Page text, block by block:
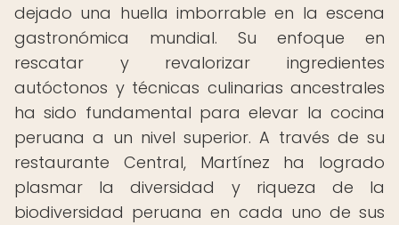
dejado una huella imborrable en la escena
gastronómica mundial. Su enfoque en
rescatar y revalorizar ingredientes
autóctonos y técnicas culinarias ancestrales
ha sido fundamental para elevar la cocina
peruana a un nivel superior. A través de su
restaurante Central, Martínez ha logrado
plasmar la diversidad y riqueza de la
biodiversidad peruana en cada uno de sus